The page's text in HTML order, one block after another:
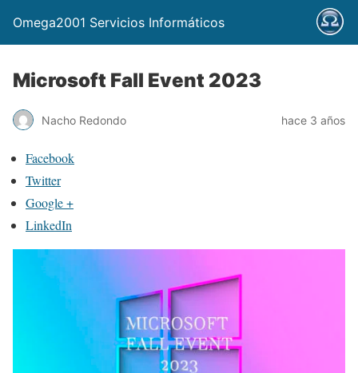
Omega2001 Servicios Informáticos
Microsoft Fall Event 2023
Nacho Redondo hace 3 años
Facebook
Twitter
Google +
LinkedIn